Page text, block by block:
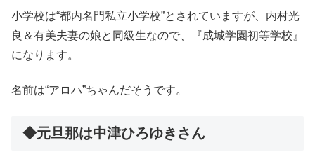
小学校は“都内名門私立小学校”とされていますが、内村光
良＆有美夫妻の娘と同級生なので、『成城学園初等学校』
になります。
名前は“アロハ”ちゃんだそうです。
◆元旦那は中津ひろゆきさん